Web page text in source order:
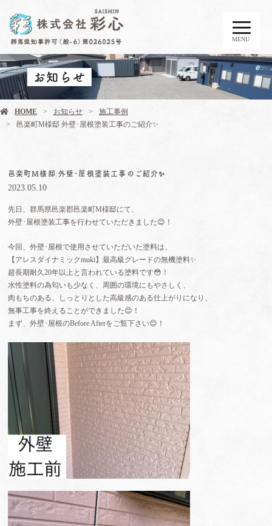
MENU
お知らせ
HOME お知らせ
施工事例
邑楽町M様邸 外壁･屋根塗装工事のご紹介✨️
邑楽町M様邸 外壁･屋根塗装工事のご紹介✨️
2023.05.10
先日、群馬県邑楽郡邑楽町M様邸にて、
外壁･屋根塗装工事を行わせていただきました😊！
今回、外壁･屋根で使用させていただいた塗料は、
【アレスダイナミックmuki】最高級グレードの無機塗料✨️
超長期耐久20年以上と言われている塗料です😳！
水性塗料の為匂いも少なく、周囲の環境にもやさしく、
肉もちのある、しっとりとした高級感のある仕上がりになり、
無事工事を終えることができました😊！
まず、外壁･屋根のBefore Afterをご覧下さい😊！